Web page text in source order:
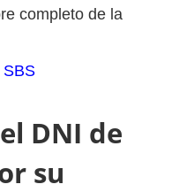
completo de la
SBS
DNI de
su